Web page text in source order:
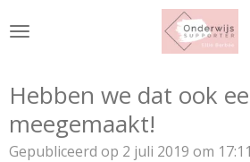
direct
hoofdinhoud
Hebben we dat ook
meegemaakt!
Gepubliceerd op 2 juli 2019 om 17:11